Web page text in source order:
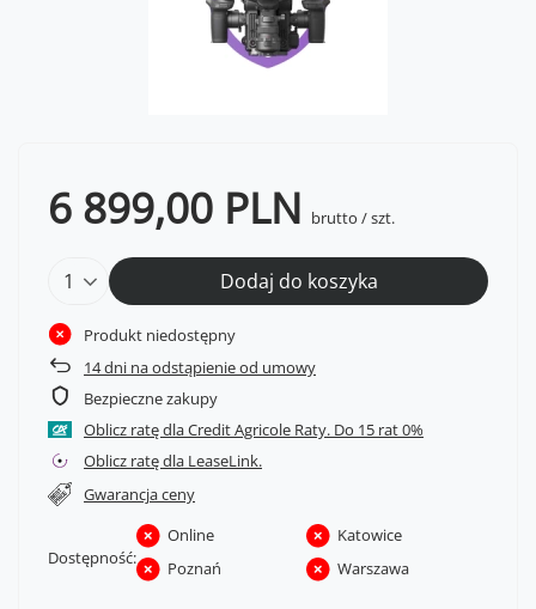
6 899,00 PLN brutto /szt.
Dodaj do koszyka
Produkt niedostępny
14dni na odstąpienie od umowy
Bezpieczne zakupy
Oblicz ratę dla Credit Agricole Raty.
Oblicz ratę dla LeaseLink.
Gwarancja ceny
Dostępność:
Online
Katowice
Poznań
Warszawa